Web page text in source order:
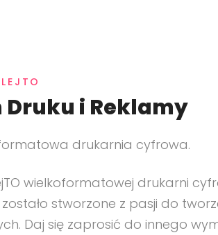
i Reklamy
drukarnia cyfrowa.
wielkoformatowej drukarni
stworzone z pasji do
Daj się zaprosić do innego